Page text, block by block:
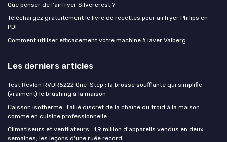
Que penser de l'airfryer Silvercrest ?
Téléchargez gratuitement le livre de recettes pour airfryer Philips en
PDF
Comment utiliser efficacement votre machine à laver Valberg
Les derniers articles
Test Revlon RVDR5222 One-Step : la brosse soufflante qui simplifie
(vraiment) le brushing à la maison
Caisson isotherme : l’allié discret de la chaîne du froid à la maison
comme en cuisine professionnelle
Climatiseurs et ventilateurs : 1,9 million d'appareils vendus en deux
semaines, les leçons d'une ruée record